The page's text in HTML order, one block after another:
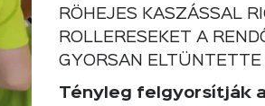
RÖHEJES KASZÁSSAL
ROLLERESEKET A
GYORSAN ELTÜNTETTE
Tényleg felgyorsítják